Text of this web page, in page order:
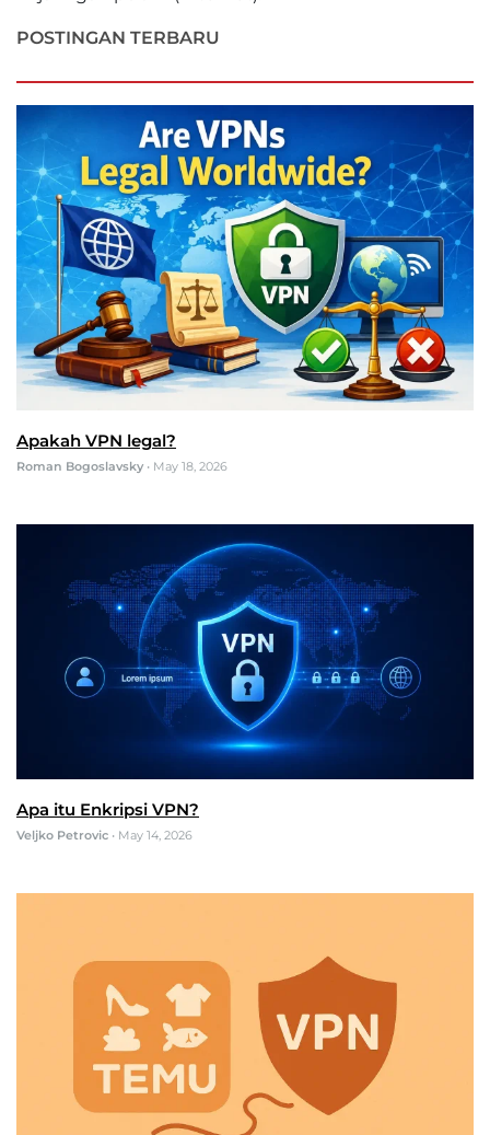
POSTINGAN TERBARU
Apakah VPN legal?
Roman Bogoslavsky • May 18, 2026
Apa itu Enkripsi VPN?
Veljko Petrovic • May 14, 2026